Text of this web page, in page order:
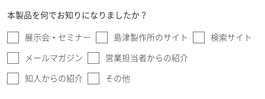
本製品を何でお知りになりましたか？
展示会・セミナー 島津製作所のサイト 検索サイト
メールマガジン 営業担当者からの紹介
知人からの紹介 その他